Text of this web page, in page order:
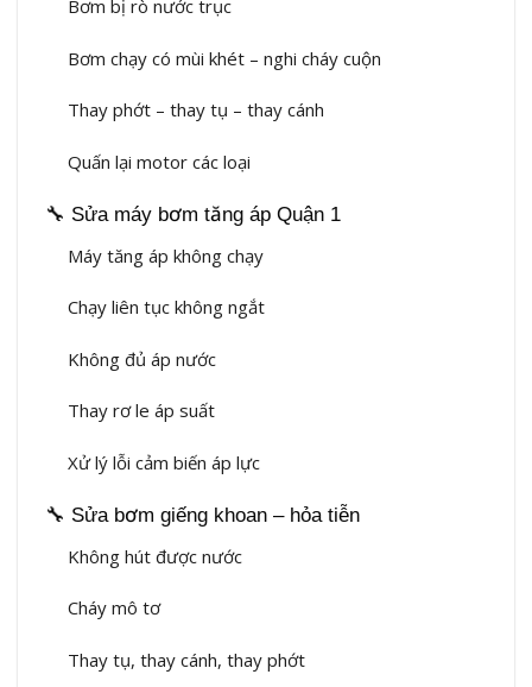
Bơm bị rò nước trục
Bơm chạy có mùi khét – nghi cháy cuộn
Thay phớt – thay tụ – thay cánh
Quấn lại motor các loại
🔧 Sửa máy bơm tăng áp Quận 1
Máy tăng áp không chạy
Chạy liên tục không ngắt
Không đủ áp nước
Thay rơ le áp suất
Xử lý lỗi cảm biến áp lực
🔧 Sửa bơm giếng khoan – hỏa tiễn
Không hút được nước
Cháy mô tơ
Thay tụ, thay cánh, thay phớt